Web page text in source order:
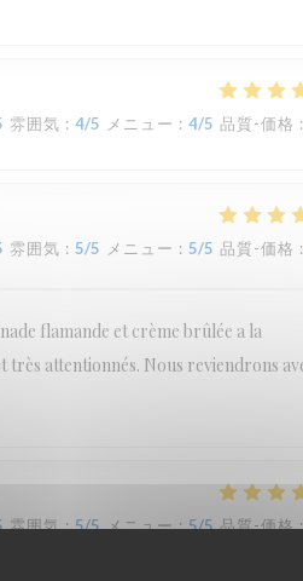
雰囲気 : 4/5 メニュー : 4/5 品質-価格 :
雰囲気 : 5/5 メニュー : 5/5 品質-価格 :
flamande et crème brûlée a la
très attentionnés. Nous reviendrons
雰囲気: 5/5 メニュー: 5/5 品質-価格: